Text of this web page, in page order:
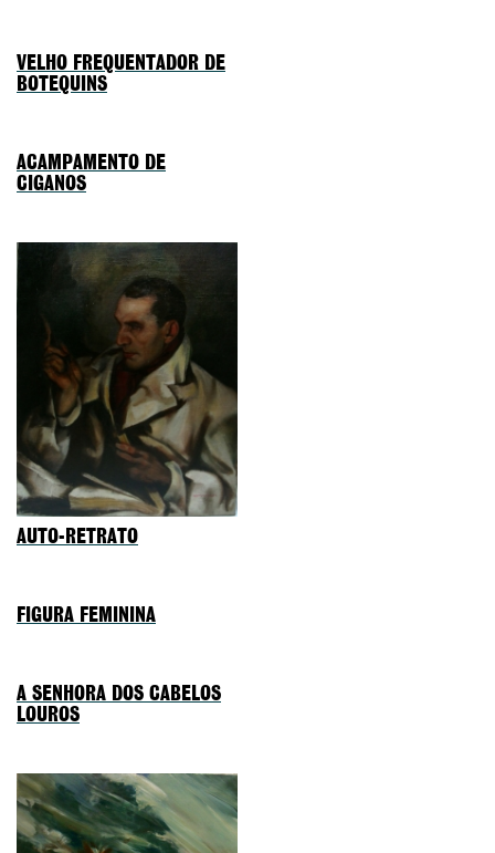
VELHO FREQUENTADOR DE
BOTEQUINS
ACAMPAMENTO DE
CIGANOS
AUTO-RETRATO
FIGURA FEMININA
A SENHORA DOS CABELOS
LOUROS